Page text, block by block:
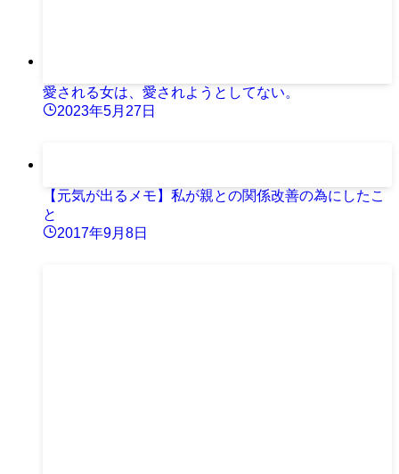
愛される女は、愛されようとしてない。
2023年5月27日
【元気が出るメモ】私が親との関係改善の為にしたこ
と
2017年9月8日